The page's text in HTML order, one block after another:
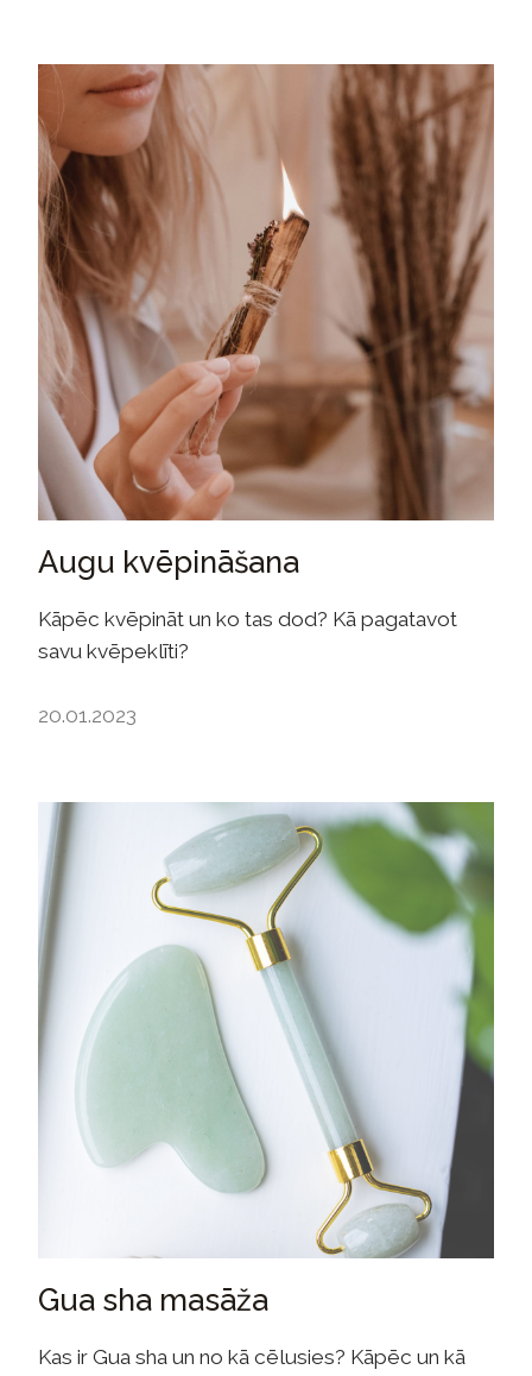
Augu kvēpināšana
Kāpēc kvēpināt un ko tas dod? Kā pagatavot
savu kvēpeklīti?
20.01.2023
Gua sha masāža
Kas ir Gua sha un no kā cēlusies? Kāpēc un kā